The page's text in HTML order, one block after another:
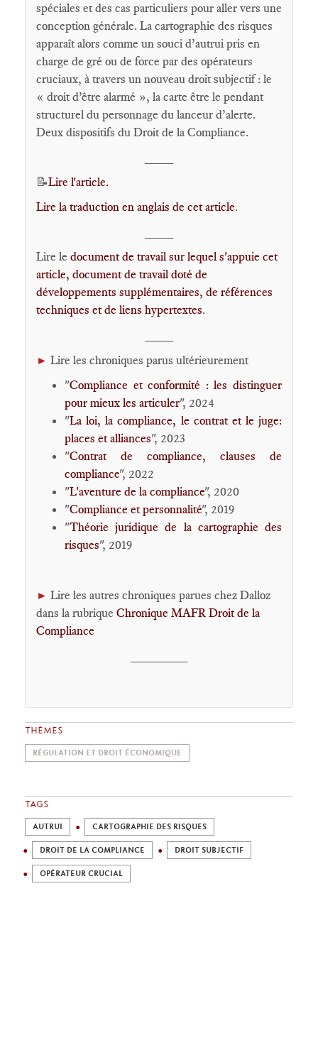
spéciales et des cas particuliers pour aller vers une
conception générale. La cartographie des risques
apparaît alors comme un souci d’autrui pris en
charge de gré ou de force par des opérateurs
cruciaux, à travers un nouveau droit subjectif : le
« droit d’être alarmé », la carte être le pendant
structurel du personnage du lanceur d’alerte.
Deux dispositifs du Droit de la Compliance.
📝Lire l'article.
Lire la traduction en anglais de cet article.
Lire le document de travail sur lequel s'appuie cet
article, document de travail doté de
développements supplémentaires, de références
techniques et de liens hypertextes.
► Lire les chroniques parus ultérieurement
"Compliance et conformité : les distinguer
pour mieux les articuler", 2024
"La loi, la compliance, le contrat et le juge:
places et alliances", 2023
"Contrat de compliance, clauses de
compliance", 2022
"L'aventure de la compliance", 2020
"Compliance et personnalité", 2019
"Théorie juridique de la cartographie des
risques", 2019
► Lire les autres chroniques parues chez Dalloz
dans la rubrique Chronique MAFR Droit de la
Compliance
THÈMES
RÉGULATION ET DROIT ÉCONOMIQUE
TAGS
AUTRUI CARTOGRAPHIE DES RISQUES
DROIT DE LA COMPLIANCE DROIT SUBJECTIF
OPÉRATEUR CRUCIAL